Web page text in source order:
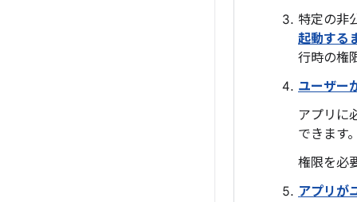
特定の非
起動する
行時の権
ユーザー
アプリに
できます
権限を必
アプリが